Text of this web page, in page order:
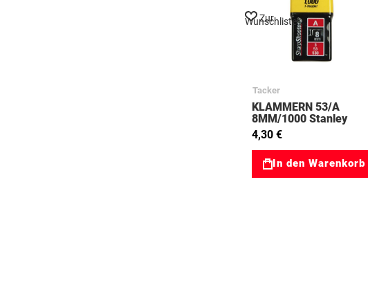
Zur
Wunschliste
Tacker
KLAMMERN 53/A
8MM/1000 Stanley
02000205
4,30 €
In den Warenkorb